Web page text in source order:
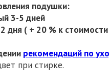
подушки:
3-5 дней
дня ( + 20 % к
рекомендаций по
при стирке.